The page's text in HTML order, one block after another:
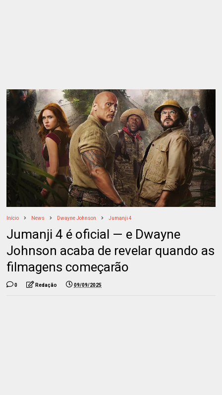
Início News Dwayne Johnson Jumanji 4
Jumanji 4 é oficial — e Dwayne
Johnson acaba de revelar quando as
filmagens começarão
0 Redação 09/09/2025